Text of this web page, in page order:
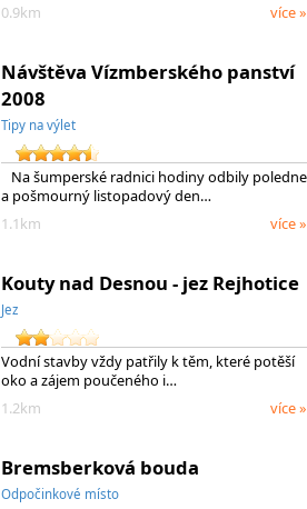
0.9km
více »
Návštěva Vízmberského panství
2008
Tipy na výlet
Na šumperské radnici hodiny odbily poledne
a pošmourný listopadový den…
1.1km
více »
Kouty nad Desnou - jez Rejhotice
Jez
Vodní stavby vždy patřily k těm, které potěší
oko a zájem poučeného i…
1.2km
více »
Bremsberková bouda
Odpočinkové místo